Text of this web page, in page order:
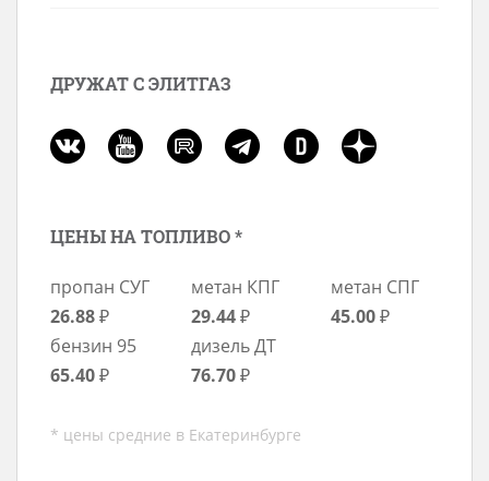
ДРУЖАТ С ЭЛИТГАЗ
ЦЕНЫ НА ТОПЛИВО *
пропан СУГ
26.88₽
метан КПГ
29.44₽
метан СПГ
45.00₽
бензин 95
65.40₽
дизель ДТ
76.70₽
* цены средние в Екатеринбурге